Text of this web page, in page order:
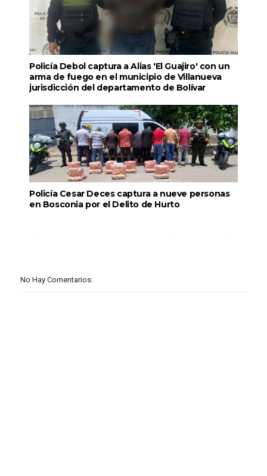
Policía Debol captura a Alias 'El Guajiro' con un
arma de fuego en el municipio de Villanueva
jurisdicción del departamento de Bolívar
Policía Cesar Deces captura a nueve personas
en Bosconia por el Delito de Hurto
No Hay Comentarios: